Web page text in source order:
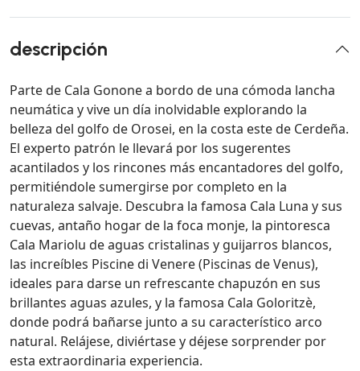
descripción
Parte de Cala Gonone a bordo de una cómoda lancha
neumática y vive un día inolvidable explorando la
belleza del golfo de Orosei, en la costa este de Cerdeña.
El experto patrón le llevará por los sugerentes
acantilados y los rincones más encantadores del golfo,
permitiéndole sumergirse por completo en la
naturaleza salvaje. Descubra la famosa Cala Luna y sus
cuevas, antaño hogar de la foca monje, la pintoresca
Cala Mariolu de aguas cristalinas y guijarros blancos,
las increíbles Piscine di Venere (Piscinas de Venus),
ideales para darse un refrescante chapuzón en sus
brillantes aguas azules, y la famosa Cala Goloritzè,
donde podrá bañarse junto a su característico arco
natural. Relájese, diviértase y déjese sorprender por
esta extraordinaria experiencia.